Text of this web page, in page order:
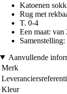
Katoenen
Rug met
T. 0-4
Een maat: van
Aanvullende
Merk
Kleur